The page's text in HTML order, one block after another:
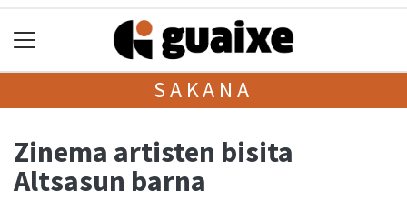
SAKANA
Zinema artisten bisita
Altsasun barna